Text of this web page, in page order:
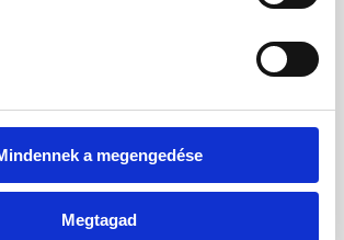
a megengedése
Megtagad